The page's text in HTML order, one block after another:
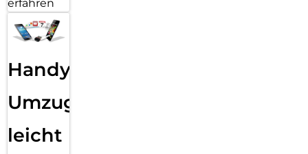
erfahren
Handy
Umzug
leicht